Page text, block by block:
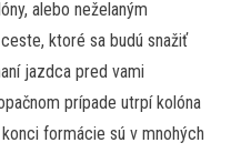
alebo neželaným
ktoré sa budú snažiť
jazdca pred vami
prípade utrpí kolóna
formácie sú v mnohých